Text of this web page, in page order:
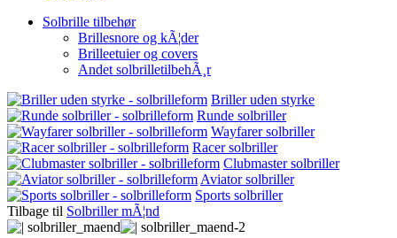
Solbrille tilbehør
Brillesnore og kÃ¦der
Brilleetuier og covers
Andet solbrilletilbehÃ¸r
Briller uden styrke
Runde solbriller
Wayfarer solbriller
Racer solbriller
Clubmaster solbriller
Aviator solbriller
Sports solbriller
Tilbage til Solbriller mÃ¦nd